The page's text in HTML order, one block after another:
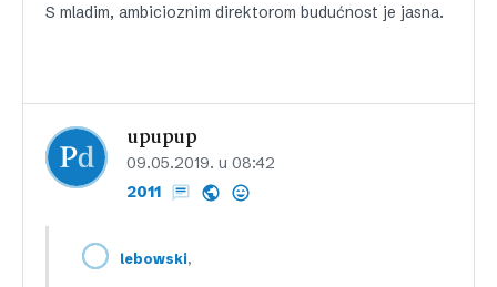
S mladim, ambicioznim direktorom budućnost je jasna.
upupup
09.05.2019. u 08:42
2011
lebowski,